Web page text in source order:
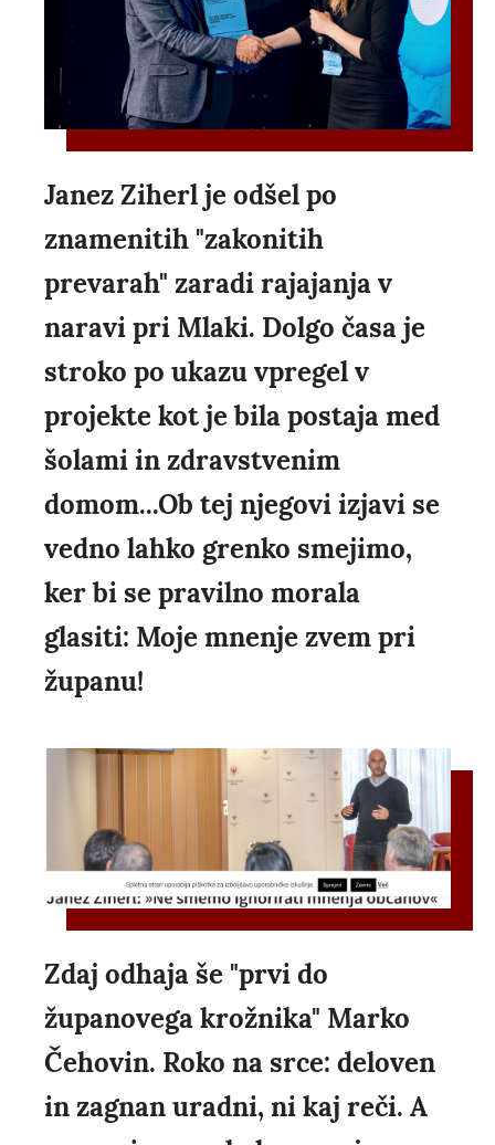
Janez Ziherl je odšel po
znamenitih "zakonitih
prevarah" zaradi rajajanja v
naravi pri Mlaki. Dolgo časa je
stroko po ukazu vpregel v
projekte kot je bila postaja med
šolami in zdravstvenim
domom...Ob tej njegovi izjavi se
vedno lahko grenko smejimo,
ker bi se pravilno morala
glasiti: Moje mnenje zvem pri
županu!
Zdaj odhaja še "prvi do
županovega krožnika" Marko
Čehovin. Roko na srce: deloven
in zagnan uradni, ni kaj reči. A